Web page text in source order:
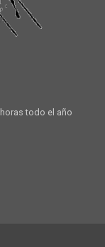
todo el año